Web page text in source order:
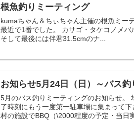
根魚釣りミーティング
kumaちゃん＆ちぃちゃん主催の根魚ミー
最近で1番でした。 カサゴ・タケコノメバ
そして最後には伴君31.5cmのナ...
お知らせ5月24日（日）～バス釣
5月のバス釣りミーティングのお知らせ
了時刻にもう一度第一駐車場に集まって
村の施設でBBQ（\2000程度の予定・当日